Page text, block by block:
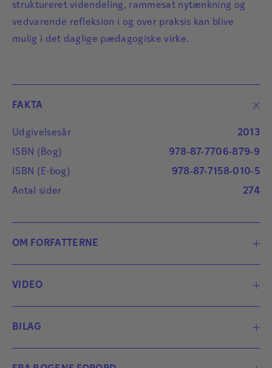
struktureret videndeling, rammesat nytænkning og
vedvarende refleksion i og over praksis kan blive
mulig i det daglige pædagogiske virke.
FAKTA
Udgivelsesår
2013
ISBN (Bog)
978-87-7706-879-9
ISBN (E-bog)
978-87-7158-010-5
Antal sider
274
OM FORFATTERNE
VIDEO
BILAG